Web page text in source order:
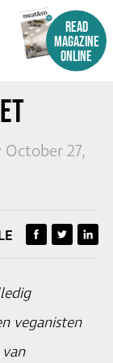
READ
MAGAZINE
ONLINE
October 27,
veganisten